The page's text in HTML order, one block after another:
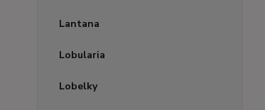
Lantana
Lobularia
Lobelky